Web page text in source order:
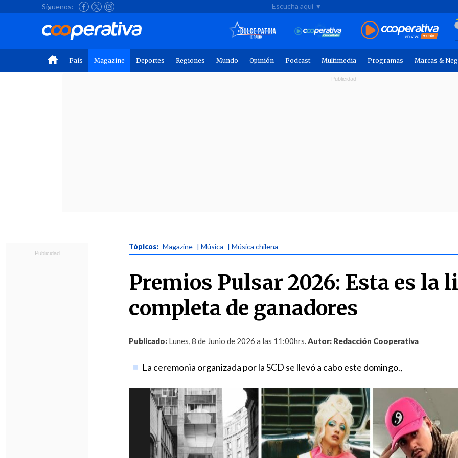
Síguenos: Escucha aquí ▼
País Magazine Deportes Regiones Mundo Opinión Podcast Multimedia Programas Marcas &
Tópicos: Magazine | Música | Música chilena
Premios Pulsar 2026: Esta es la
completa de ganadores
Publicado: Lunes, 8 de Junio de 2026 a las 11:00hrs.Autor: Redacción Cooperativa
La ceremonia organizada por la SCD se llevó a cabo este domingo.,